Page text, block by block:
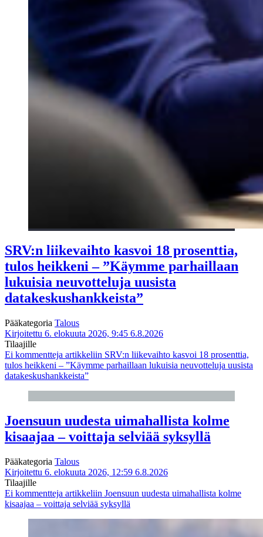
SRV:n liikevaihto kasvoi 18 prosenttia,
tulos heikkeni – ”Käymme parhaillaan
lukuisia neuvotteluja uusista
datakeskushankkeista”
Pääkategoria Talous
Kirjoitettu 6. elokuuta 2026, 9:45 6.8.2026
Tilaajille
Ei kommentteja artikkeliin SRV:n liikevaihto kasvoi 18 prosenttia,
tulos heikkeni – ”Käymme parhaillaan lukuisia neuvotteluja uusista
datakeskushankkeista”
Joensuun uudesta uimahallista kolme
kisaajaa – voittaja selviää syksyllä
Pääkategoria Talous
Kirjoitettu 6. elokuuta 2026, 12:59 6.8.2026
Tilaajille
Ei kommentteja artikkeliin Joensuun uudesta uimahallista kolme
kisaajaa – voittaja selviää syksyllä